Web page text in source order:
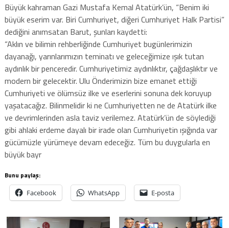
Büyük kahraman Gazi Mustafa Kemal Atatürk’ün, “Benim iki
büyük eserim var. Biri Cumhuriyet, diğeri Cumhuriyet Halk Partisi”
dediğini anımsatan Barut, şunları kaydetti:
“Aklın ve bilimin rehberliğinde Cumhuriyet bugünlerimizin
dayanağı, yarınlarımızın teminatı ve geleceğimize ışık tutan
aydınlık bir penceredir. Cumhuriyetimiz aydınlıktır, çağdaşlıktır ve
modern bir gelecektir. Ulu Önderimizin bize emanet ettiği
Cumhuriyeti ve ölümsüz ilke ve eserlerini sonuna dek koruyup
yaşatacağız. Bilinmelidir ki ne Cumhuriyetten ne de Atatürk ilke
ve devrimlerinden asla taviz verilemez. Atatürk’ün de söylediği
gibi ahlaki erdeme dayalı bir irade olan Cumhuriyetin ışığında var
gücümüzle yürümeye devam edeceğiz. Tüm bu duygularla en
büyük bayr
Bunu paylaş:
Facebook WhatsApp E-posta